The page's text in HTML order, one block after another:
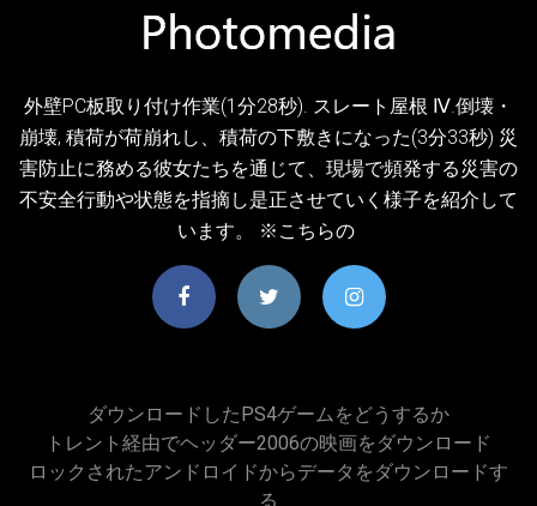
外壁PC板取り付け作業(1分28秒). スレート屋根 Ⅳ.倒壊・
崩壊, 積荷が荷崩れし、積荷の下敷きになった(3分33秒) 災
害防止に務める彼女たちを通じて、現場で頻発する災害の
不安全行動や状態を指摘し是正させていく様子を紹介して
います。 ※こちらの
ダウンロードしたPS4ゲームをどうするか
トレント経由でヘッダー2006の映画をダウンロード
ロックされたアンドロイドからデータをダウンロードす
る